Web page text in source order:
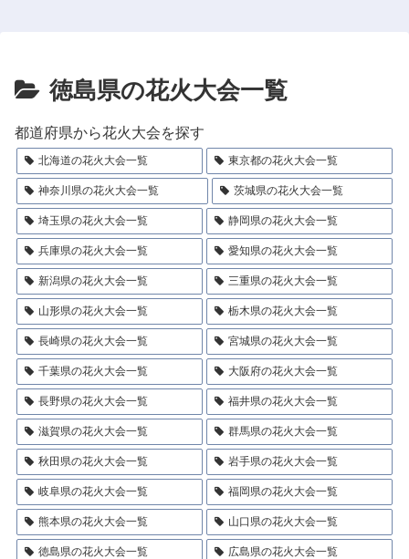
徳島県の花火大会一覧
都道府県から花火大会を探す
北海道の花火大会一覧 東京都の花火大会一覧
神奈川県の花火大会一覧 茨城県の花火大会一覧
埼玉県の花火大会一覧 静岡県の花火大会一覧
兵庫県の花火大会一覧 愛知県の花火大会一覧
新潟県の花火大会一覧 三重県の花火大会一覧
山形県の花火大会一覧 栃木県の花火大会一覧
長崎県の花火大会一覧 宮城県の花火大会一覧
千葉県の花火大会一覧 大阪府の花火大会一覧
長野県の花火大会一覧 福井県の花火大会一覧
滋賀県の花火大会一覧 群馬県の花火大会一覧
秋田県の花火大会一覧 岩手県の花火大会一覧
岐阜県の花火大会一覧 福岡県の花火大会一覧
熊本県の花火大会一覧 山口県の花火大会一覧
徳島県の花火大会一覧 広島県の花火大会一覧